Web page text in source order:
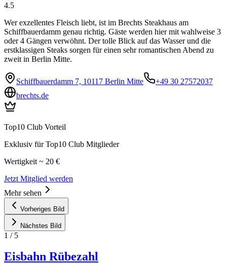
4.5
Wer exzellentes Fleisch liebt, ist im Brechts Steakhaus am
Schiffbauerdamm genau richtig. Gäste werden hier mit wahlweise 3
oder 4 Gängen verwöhnt. Der tolle Blick auf das Wasser und die
erstklassigen Steaks sorgen für einen sehr romantischen Abend zu
zweit in Berlin Mitte.
Schiffbauerdamm 7, 10117 Berlin Mitte
+49 30 27572037
brechts.de
Top10 Club Vorteil
Exklusiv für Top10 Club Mitglieder
Wertigkeit ~ 20 €
Jetzt Mitglied werden
Mehr sehen
Vorheriges Bild
Nächstes Bild
1 / 5
Eisbahn Rübezahl